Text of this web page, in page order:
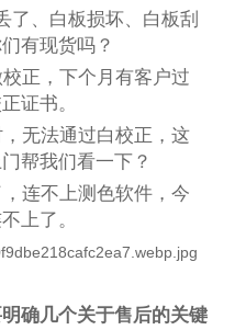
了、白板损坏、白板刮
有现货吗？
正，下个月有客户过
证书。
无法通过白校正，这
帮我们看一下？
连不上测色软件，今
上了。
确几个关于售后的关键